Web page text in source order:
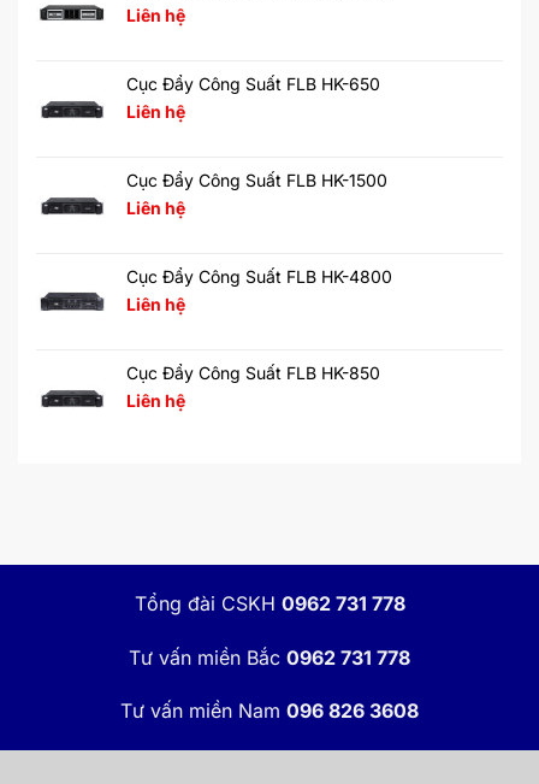
Liên hệ
Cục Đẩy Công Suất FLB HK-650
Liên hệ
Cục Đẩy Công Suất FLB HK-1500
Liên hệ
Cục Đẩy Công Suất FLB HK-4800
Liên hệ
Cục Đẩy Công Suất FLB HK-850
Liên hệ
Tổng đài CSKH 0962 731 778
Tư vấn miền Bắc 0962 731 778
Tư vấn miền Nam 096 826 3608